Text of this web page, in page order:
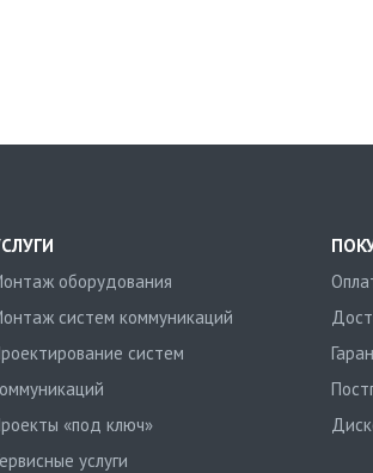
оборудования
систем коммуникаций
систем
«под ключ»
услуги